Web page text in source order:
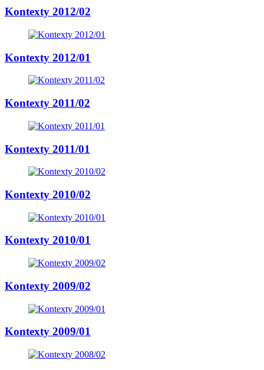
Kontexty 2012/02
Kontexty 2012/01
Kontexty 2011/02
Kontexty 2011/01
Kontexty 2010/02
Kontexty 2010/01
Kontexty 2009/02
Kontexty 2009/01